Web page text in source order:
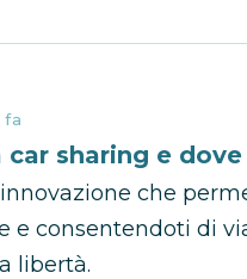
fa
car sharing e
che
e consentendoti di
libertà.